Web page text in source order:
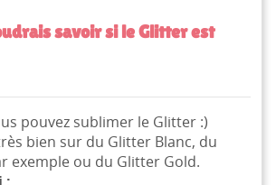
savoir si le Glitter est
pouvez sublimer le Glitter :)
bien sur du Glitter Blanc, du
exemple ou du Glitter Gold.
: